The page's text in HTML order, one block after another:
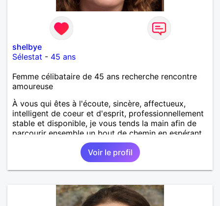
shelbye
Sélestat - 45 ans
Femme célibataire de 45 ans recherche rencontre
amoureuse
À vous qui êtes à l'écoute, sincère, affectueux,
intelligent de coeur et d'esprit, professionnellement
stable et disponible, je vous tends la main afin de
parcourir ensemble un bout de chemin en espérant
que la route soit longue.
Voir le profil